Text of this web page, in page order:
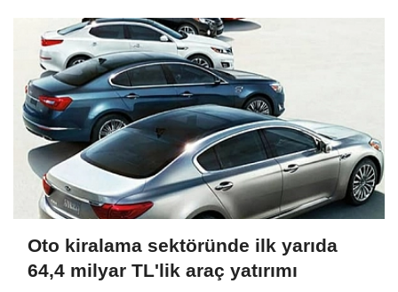
Yüksek Faiz ve Nakit Sıkışıklığı
Kısacında: Reel Sektörde Konkordato
Fırtınası